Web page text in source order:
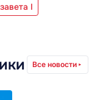
I
Все новости